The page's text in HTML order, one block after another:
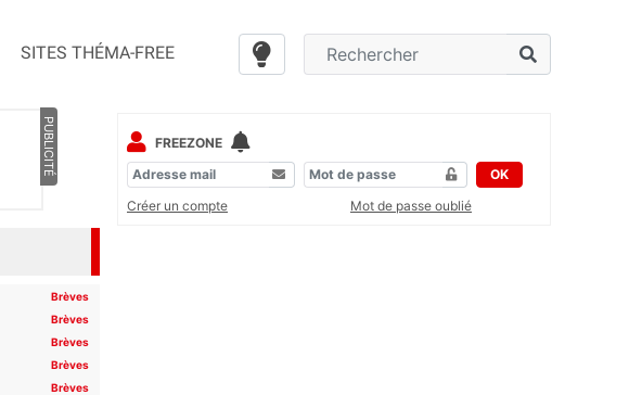
SITES THÉMA-FREE
PUBLICITÉ
Brèves
Brèves
Brèves
Brèves
Brèves
FREEZONE
OK
Créer un compte
Mot de passe oublié